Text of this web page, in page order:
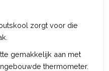
zorgt voor die
gemakkelijk aan met
thermometer.